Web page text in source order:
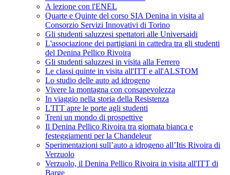
A lezione con l'ENEL
Quarte e Quinte del corso SIA Denina in visita al
Consorzio Servizi Innovativi di Torino
Gli studenti saluzzesi spettatori alle Universaidi
L'associazione dei partigiani in cattedra tra gli studenti
del Denina Pellico Rivoira
Gli studenti saluzzesi in visita alla Ferrero
Le classi quinte in visita all'ITT e all'ALSTOM
Lo studio delle auto ad idrogeno
Vivere la montagna con consapevolezza
In viaggio nella storia della Resistenza
L'ITT apre le porte agli studenti
Treni un mondo di prospettive
Il Denina Pellico Rivoira tra giornata bianca e
festeggiamenti per la Chandeleur
Sperimentazioni sull’auto a idrogeno all’Itis Rivoira di
Verzuolo
Verzuolo, il Denina Pellico Rivoira in visita all'ITT di
Barge